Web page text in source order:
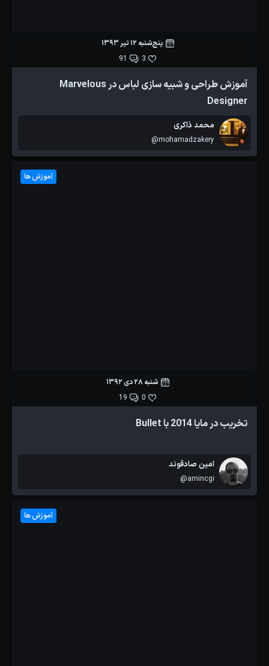
پنج‌شنبه 12 تیر 1393
3
91
آموزش طراحی و شبیه سازی لباس در Marvelous
Designer
محمد ذاکری
@mohamadzakery
آموزش ها
شنبه 28 دی 1392
0
19
تخریب در مایا 2014 با Bullet
امین صادقوند
@amincgi
آموزش ها